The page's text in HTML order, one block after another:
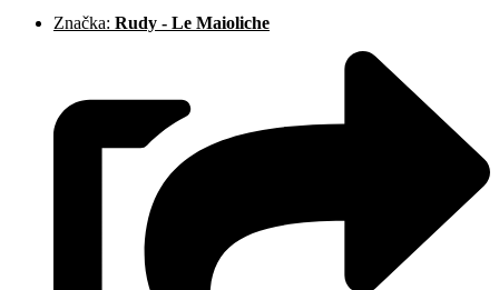
Značka: Rudy - Le Maioliche